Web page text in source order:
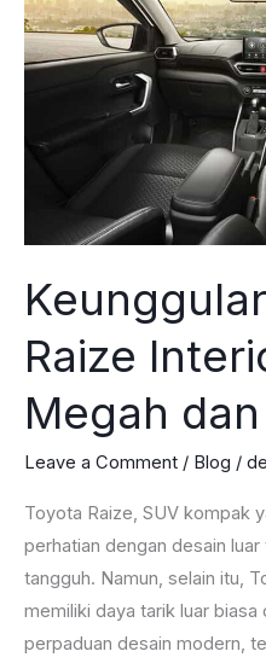
Raize
Megah
Leave a Comment / Blog /
Toyota Raize, SUV kompak
perhatian dengan desain
tangguh. Namun, selain itu,
memiliki daya tarik luar biasa
perpaduan desain modern,